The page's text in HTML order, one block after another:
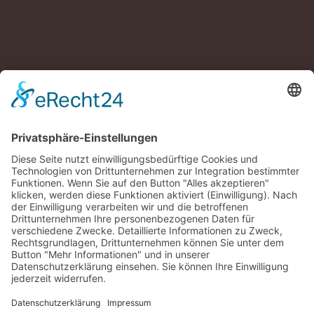
UNSERE DIENSTLEISTUNGEN
An und Umbauten
Fachwerk
Vorbauten
Holzrahmenbau & Neubauten
Denkmalschutz
Flachdach